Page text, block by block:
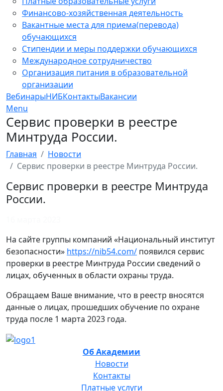
Финансово-хозяйственная деятельность
Вакантные места для приема(перевода)
обучающихся
Стипендии и меры поддержки обучающихся
Международное сотрудничество
Организация питания в образовательной
организации
ВебинарыНИБКонтактыВакансии
Menu
Сервис проверки в реестре
Минтруда России.
Главная
Новости
Сервис проверки в реестре Минтруда России.
Сервис проверки в реестре Минтруда
России.
На сайте группы компаний «Национальный институт
безопасности» https://nib54.com/ появился сервис
проверки в реестре Минтруда России сведений о
лицах, обученных в области охраны труда.
Обращаем Ваше внимание, что в реестр вносятся
данные о лицах, прошедших обучение по охране
труда после 1 марта 2023 года.
Об Академии
Новости
Контакты
Платные услуги